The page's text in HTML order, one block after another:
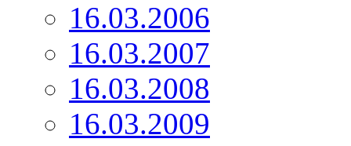
16.03.2006
16.03.2007
16.03.2008
16.03.2009